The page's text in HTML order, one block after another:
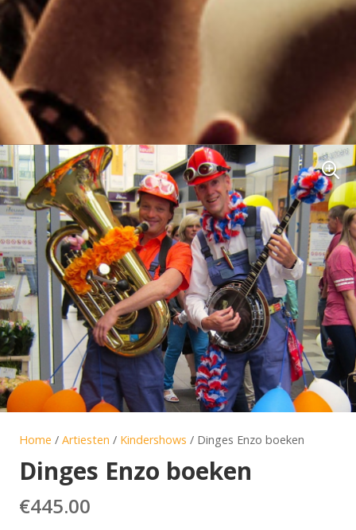
Home / Artiesten / Kindershows / Dinges Enzo boeken
Dinges Enzo boeken
€445.00